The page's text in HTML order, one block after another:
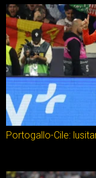
Portogallo-Cile: